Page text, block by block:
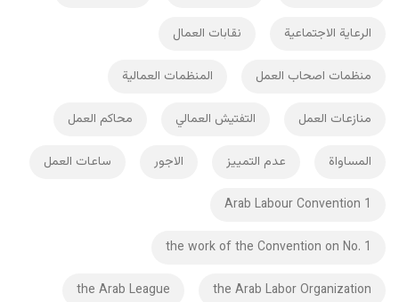
الرعاية الاجتماعية نقابات العمال
منظمات اصحاب العمل المنظمات العمالية
منازعات العمل التفتيش العمالي محاكم العمل
المساواة عدم التمييز الاجور ساعات العمل
Arab Labour Convention 1
the work of the Convention on No. 1
the Arab Labor Organization
the Arab League